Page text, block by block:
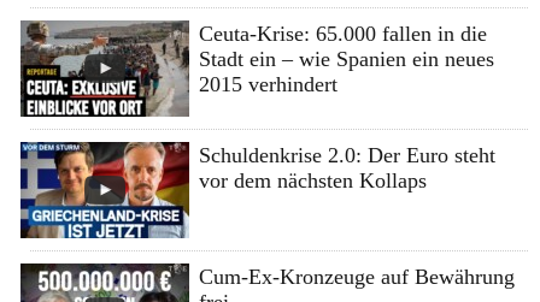
Ceuta-Krise: 65.000 fallen in die
Stadt ein – wie Spanien ein neues
2015 verhindert
Schuldenkrise 2.0: Der Euro steht
vor dem nächsten Kollaps
Cum-Ex-Kronzeuge auf Bewährung